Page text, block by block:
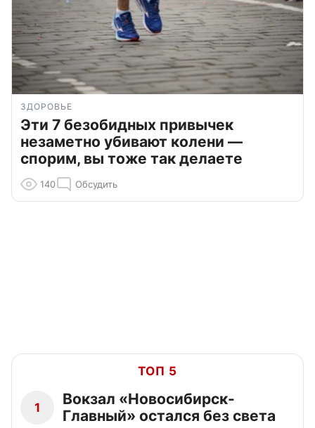
ЗДОРОВЬЕ
Эти 7 безобидных привычек
незаметно убивают колени —
спорим, вы тоже так делаете
140 Обсудить
ТОП 5
1
Вокзал «Новосибирск-
Главный» остался без света